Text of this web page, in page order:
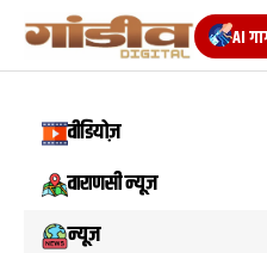
AI
वीडियोज़
वाराणसी न्यूज़
न्यूज़